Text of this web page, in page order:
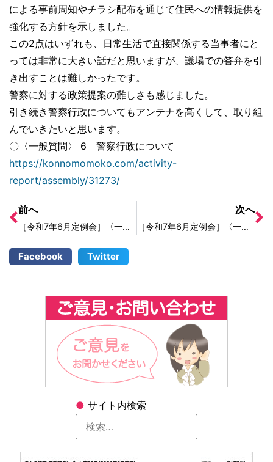
● サイト内検索
による事前周知やチラシ配布を通じて住民への情報提供を
強化する方針を示しました。
この2点はいずれも、日常生活で直接関係する当事者にと
っては非常に大きい話だと思いますが、議場での答弁を引
き出すことは難しかったです。
警察に対する政策提案の難しさも感じました。
引き続き警察行政についてもアンテナを高くして、取り組
んでいきたいと思います。
〇〈一般質問〉 6 警察行政について
https://konnomomoko.com/activity-
report/assembly/31273/
前へ
［令和7年6月定例会］〈一般質問〉 7 療育手帳の判定について
次へ
［令和7年6月定例会］〈一般質問〉 5 日本語支援員について
Facebook Twitter